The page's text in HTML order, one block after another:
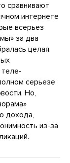
сравнивают
интернете
всерьез
за два
целая
серьезе
Но,
дохода,
из-за